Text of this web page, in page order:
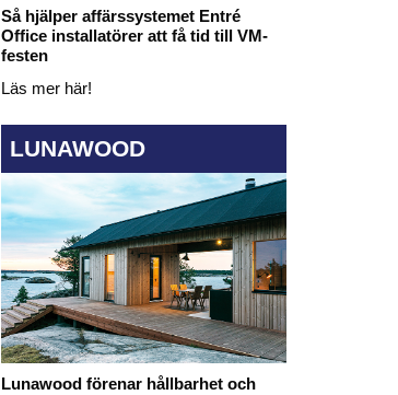
Så hjälper affärssystemet Entré
Office installatörer att få tid till VM-
festen
Läs mer här!
LUNAWOOD
Lunawood förenar hållbarhet och